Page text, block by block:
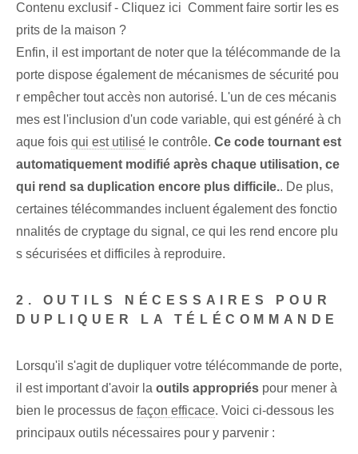
Contenu exclusif - Cliquez ici Comment faire sortir les es
prits de la maison ?
Enfin, il est important de noter que la télécommande de la
porte dispose également de mécanismes de sécurité pou
r empêcher tout accès non autorisé. L'un de ces mécanis
mes est l'inclusion d'un code variable, qui est généré à ch
aque fois qui est utilisé le contrôle. Ce code tournant est
automatiquement modifié après chaque utilisation, ce
qui rend sa duplication encore plus difficile..⁣ De plus,
certaines télécommandes incluent également des fonctio
nnalités de cryptage du signal, ce qui les rend encore plu
s sécurisées et difficiles à reproduire.
2. OUTILS NÉCESSAIRES‌ POUR
DUPLIQUER LA TÉLÉCOMMANDE
Lorsqu'il s'agit de dupliquer votre télécommande de porte⁣,
il est important d'avoir la⁤ outils appropriés pour mener à
bien le processus de façon efficace. Voici ci-dessous les
principaux outils nécessaires pour y parvenir :